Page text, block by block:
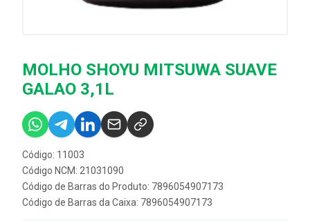
MOLHO SHOYU MITSUWA SUAVE
GALAO 3,1L
Código: 11003
Código NCM: 21031090
Código de Barras do Produto: 7896054907173
Código de Barras da Caixa: 7896054907173